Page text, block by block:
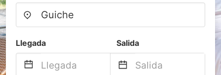
Llegada Salida